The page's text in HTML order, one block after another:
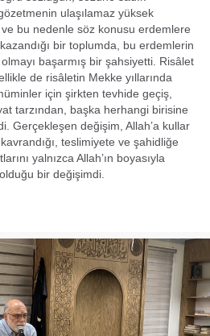
ulaşılamaz yüksek
ve bu nedenle söz konu­su erdemlere
kazandığı bir toplumda, bu erdemlerin
başarmış bir şahsiyetti. Risâlet
de risâletin Mekke yıllarında
için şirkten tevhide geçiş,
tarzından, başka herhangi birisine
Gerçekle­şen değişim, Allah’a kullar
teslimiyete ve şahidliğe
yalnızca Allah’ın boyasıyla
bir değişimdi.